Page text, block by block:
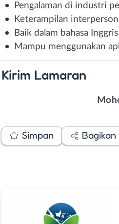
Pengalaman di industri
Keterampilan
Baik dalam bahasa
Mampu menggunakan
Kirim Lamaran
Simpan Bagikan